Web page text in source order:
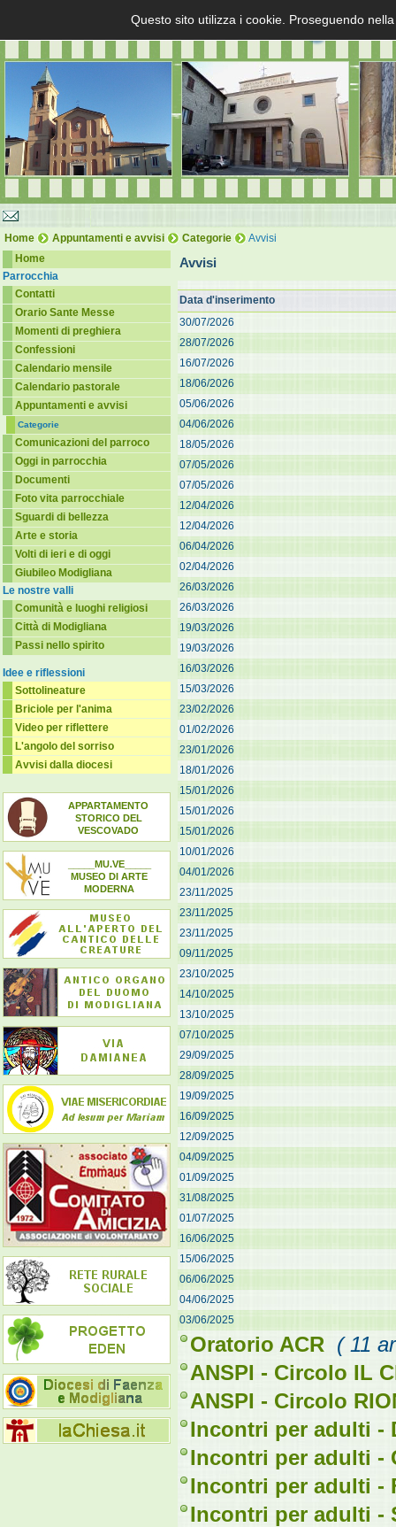
Home Appuntamenti e avvisi Categorie
Avvisi
Home
Parrocchia
Contatti
Orario Sante Messe
Momenti di preghiera
Confessioni
Calendario mensile
Calendario pastorale
Appuntamenti e avvisi
Categorie
Comunicazioni del parroco
Oggi in parrocchia
Documenti
Foto vita parrocchiale
Sguardi di bellezza
Arte e storia
Volti di ieri e di oggi
Giubileo Modigliana
Le nostre valli
Comunità e luoghi religiosi
Città di Modigliana
Passi nello spirito
Idee e riflessioni
Sottolineature
Briciole per l'anima
Video per riflettere
L'angolo del sorriso
Avvisi dalla diocesi
APPARTAMENTO
STORICO DEL
VESCOVADO
_____MU.VE_____
MUSEO DI ARTE
MODERNA
Avvisi
Data d'inserimento
30/07/2026
28/07/2026
16/07/2026
18/06/2026
05/06/2026
04/06/2026
18/05/2026
07/05/2026
07/05/2026
12/04/2026
12/04/2026
06/04/2026
02/04/2026
26/03/2026
26/03/2026
19/03/2026
19/03/2026
16/03/2026
15/03/2026
23/02/2026
01/02/2026
23/01/2026
18/01/2026
15/01/2026
15/01/2026
15/01/2026
10/01/2026
04/01/2026
23/11/2025
23/11/2025
23/11/2025
09/11/2025
23/10/2025
14/10/2025
13/10/2025
07/10/2025
29/09/2025
28/09/2025
19/09/2025
16/09/2025
12/09/2025
04/09/2025
01/09/2025
31/08/2025
01/07/2025
16/06/2025
15/06/2025
06/06/2025
04/06/2025
03/06/2025
Oratorio ACR ( 11
ANSPI - Circolo IL
ANSPI - Circolo
Incontri per adulti -
Incontri per adulti -
Incontri per adulti -
Incontri per adulti -
Questo sito utilizza i cookie. Proseguendo